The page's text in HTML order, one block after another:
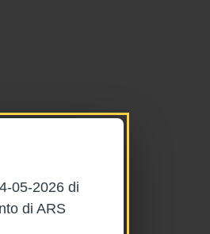
05-2026 di
di ARS